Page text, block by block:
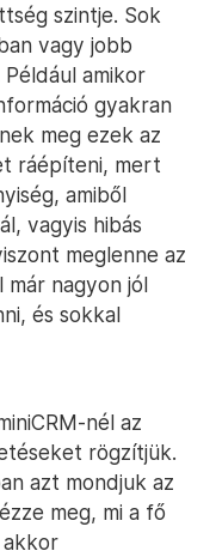
szintje. Sok
vagy jobb
amikor
gyakran
meg ezek az
ráépíteni, mert
amiből
vagyis hibás
meglenne az
már nagyon jól
és sokkal
nél az
rögzítjük.
azt mondjuk az
meg, mi a fő
akkor